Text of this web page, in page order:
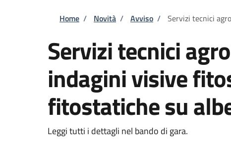
Briciole di pane
Home / Novità / Avviso / Servizi tecnici
Servizi tecnici
indagini visive
fitostatiche su
Leggi tutti i dettagli nel bando di gara.